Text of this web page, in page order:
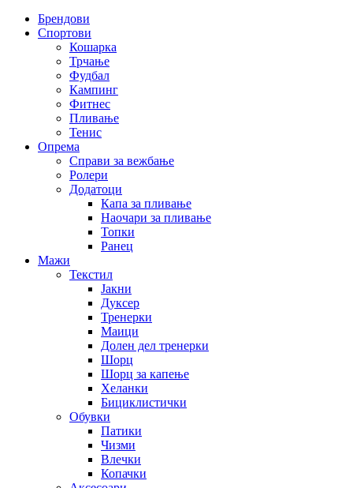
Брендови
Спортови
Кошарка
Трчање
Фудбал
Кампинг
Фитнес
Пливање
Тенис
Опрема
Справи за вежбање
Ролери
Додатоци
Капа за пливање
Наочари за пливање
Топки
Ранец
Мажи
Текстил
Јакни
Дуксер
Тренерки
Маици
Долен дел тренерки
Шорц
Шорц за капење
Хеланки
Бициклистички
Обувки
Патики
Чизми
Влечки
Копачки